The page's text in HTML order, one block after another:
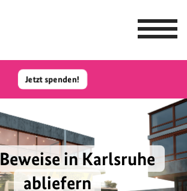
Jetzt spenden!
Beweise in Karlsruhe
abliefern